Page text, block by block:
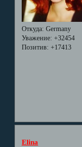
Откуда: Germany
Уважение: +32454
Позитив: +17413
Elina